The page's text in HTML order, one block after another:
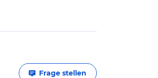
Frage stellen